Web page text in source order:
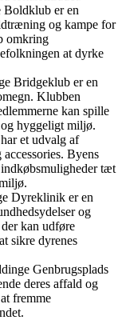
er en
og kampe for
omkring
at dyrke
Bridgeklub er en
Klubben
kan spille
hyggeligt miljø.
et udvalg af
Byens
tæt
Dyreklinik er en
og
kan udføre
sikre dyrenes
Genbrugsplads
deres affald og
fremme